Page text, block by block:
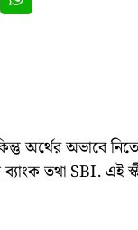
অর্থের অভাবে
তথা SBI. এই